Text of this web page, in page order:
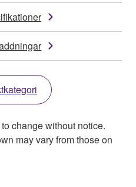
change without notice.
may vary from those on